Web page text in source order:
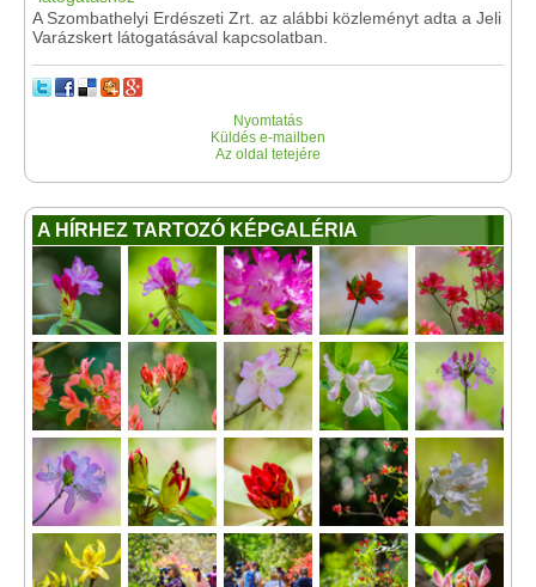
A Szombathelyi Erdészeti Zrt. az alábbi közleményt adta a Jeli
Varázskert látogatásával kapcsolatban.
Nyomtatás
Küldés e-mailben
Az oldal tetejére
A HÍRHEZ TARTOZÓ KÉPGALÉRIA